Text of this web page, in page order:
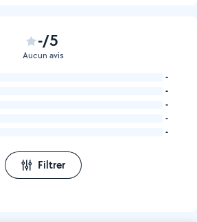
-/5
Aucun avis
-
-
-
-
-
Filtrer